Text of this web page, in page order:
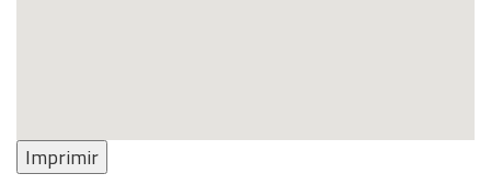
Imprimir